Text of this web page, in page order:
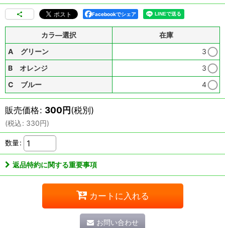
Facebookでシェア
カラ―選択
在庫
A グリーン
3
B オレンジ
3
C ブルー
4
販売価格: 300円(税別)
(税込: 330円)
数量:
返品特約に関する重要事項
カートに入れる
お問い合わせ